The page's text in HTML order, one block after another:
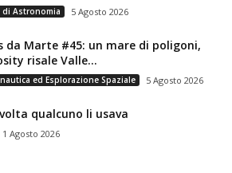
di Astronomia 5 Agosto 2026
da Marte #45: un mare di poligoni,
risale Valle...
ed Esplorazione Spaziale 5 Agosto 2026
qualcuno li usava
1 Agosto 2026